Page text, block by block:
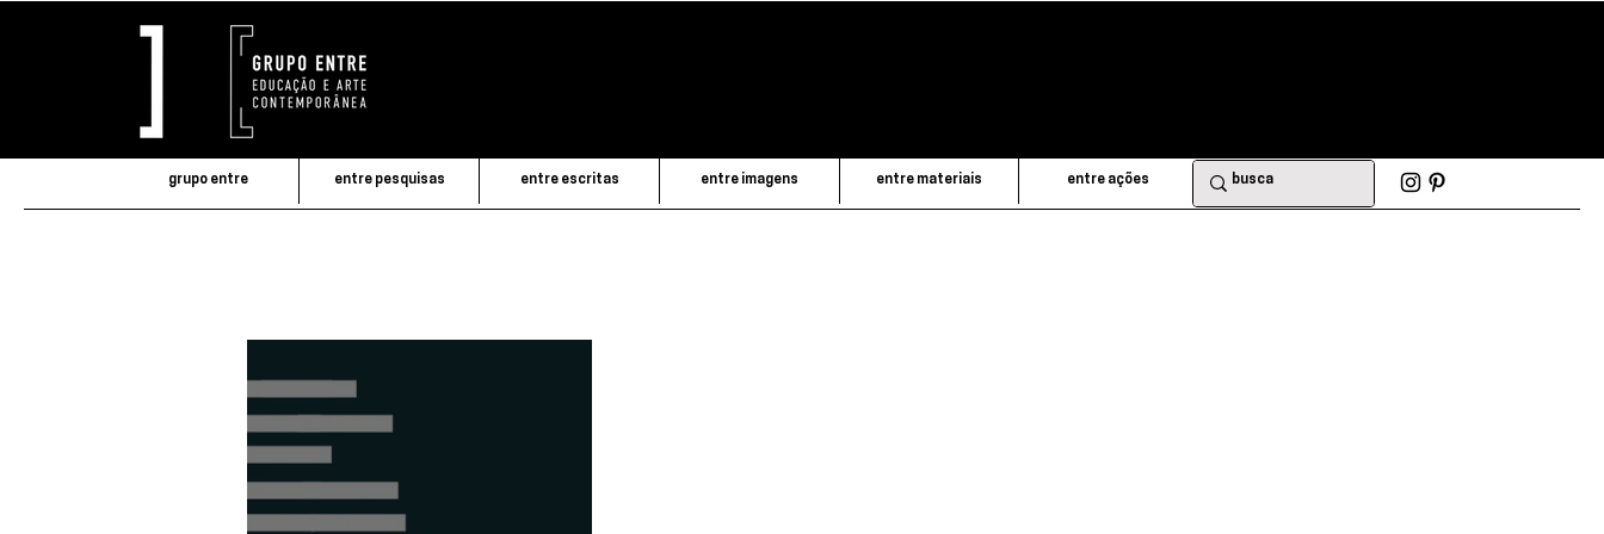
grupo entre entre pesquisas entre escritas entre imagens entre materiais entre ações